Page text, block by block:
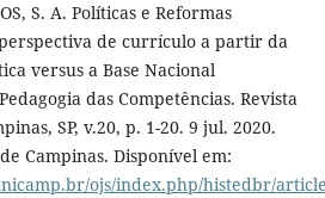
S. A. Políticas e Reformas
de currículo a partir da
versus a Base Nacional
das Competências. Revista
SP, v.20, p. 1-20. 9 jul. 2020.
Campinas. Disponível em:
ojs/index.php/histedbr/